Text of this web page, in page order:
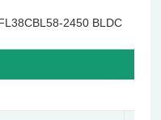
2450 BLDC